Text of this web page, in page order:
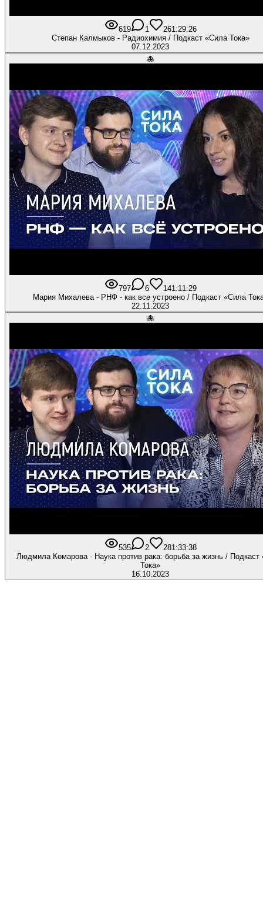
619 1 261:29:26
Степан Калмыков - Радиохимия / Подкаст «Сила Тока»
07.12.2023
🐙
797 6 141:11:29
Мария Михалева - РНФ - как все устроено / Подкаст «Сила
22.11.2023
🐙
535 2 281:33:38
Людмила Комарова - Наука против рака: борьба за жизнь / Подкаст
Тока»
16.10.2023